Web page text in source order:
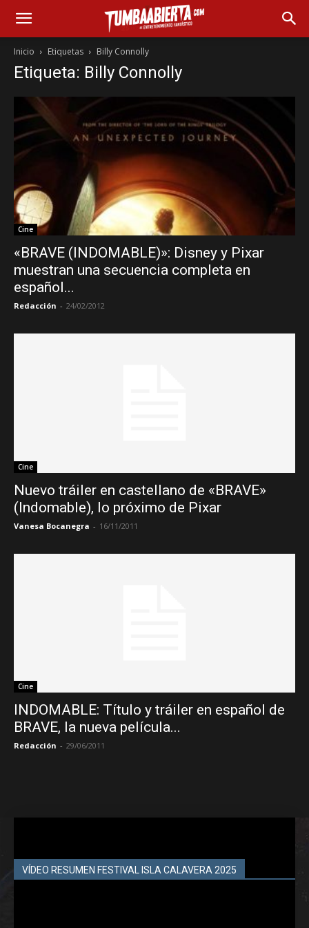
Inicio Etiquetas Billy Connolly
Etiqueta: Billy Connolly
Cine
«BRAVE (INDOMABLE)»: Disney y Pixar
muestran una secuencia completa en
español...
Redacción - 24/02/2012
Cine
Nuevo tráiler en castellano de «BRAVE»
(Indomable), lo próximo de Pixar
Vanesa Bocanegra - 16/11/2011
Cine
INDOMABLE: Título y tráiler en español de
BRAVE, la nueva película...
Redacción - 29/06/2011
VÍDEO RESUMEN FESTIVAL ISLA CALAVERA 2025